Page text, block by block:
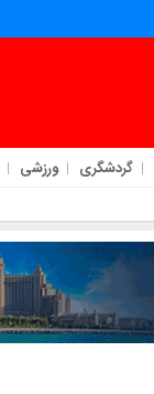
گردشگری ورزشی